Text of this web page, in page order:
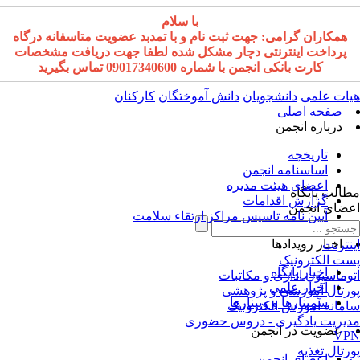
با سلام
همکاران گرامی: جهت ثبت نام و با تمدبد عضویت متاسفانه درگاه
پرداخت اینترنتی دچار مشکل شده لطفا جهت دریافت مشخصات
کارت بانکی انجمن با شماره 09017340600 تماس بگیرید
علمی دانشجویان دانش آموختگان کارکنان
صفحه اصلی
درباره انجمن
تاریخچه
اساسنامه انجمن
اعضای هیئت مدیره
گزارش اقدامات
آیین نامه تاسیس مراکز ارتقاء سلامت
اخبار رویدادها
اخبار پایگاه
اخبار علمی
سمینارها و وبینارها
عضویت در انجمن
پایگاه
انجمن
الکترونیک
اداری و مکاتبات
آموزشی و پژوهشی
آموزش الکترونیک
یادگیری - دروس حضوری
تغذیه